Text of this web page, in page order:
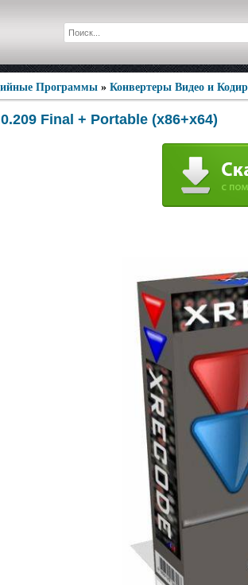
Программы » Конвертеры Видео и
Final + Portable (x86+x64)